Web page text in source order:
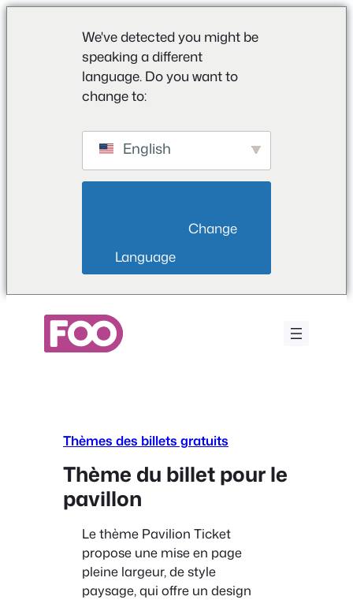
We've detected you might be
speaking a different
language. Do you want to
change to:
English
Language
Thèmes des billets gratuits
Thème du billet pour le
pavillon
Le thème Pavilion Ticket
propose une mise en page
pleine largeur, de style
paysage, qui offre un design